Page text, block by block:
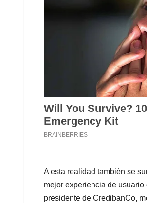
A esta realidad también se
mejor experiencia de usuario
presidente de CredibanCo,